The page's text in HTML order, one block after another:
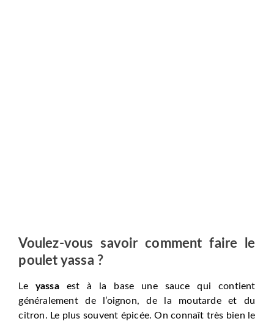
Voulez-vous savoir comment faire le
poulet yassa ?
Le yassaest à la base une sauce qui contient
généralement de l’oignon, de la moutarde et du
citron. Le plus souvent épicée. On connaît très bien le